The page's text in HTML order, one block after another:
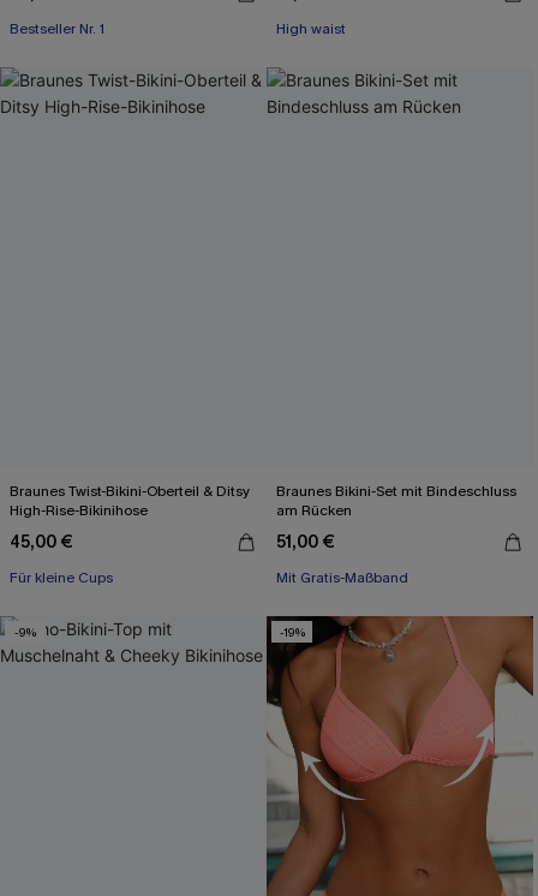
Bestseller Nr. 1
High waist
Braunes Twist-Bikini-Oberteil & Ditsy
High-Rise-Bikinihose
45,00 €
Für kleine Cups
Braunes Bikini-Set mit Bindeschluss
am Rücken
51,00 €
Mit Gratis-Maßband
-9% -19%